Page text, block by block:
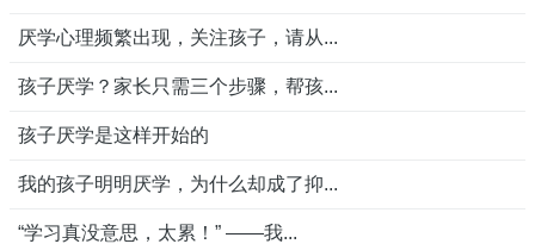
厌学心理频繁出现，关注孩子，请从...
孩子厌学？家长只需三个步骤，帮孩...
孩子厌学是这样开始的
我的孩子明明厌学，为什么却成了抑...
“学习真没意思，太累！” ——我...